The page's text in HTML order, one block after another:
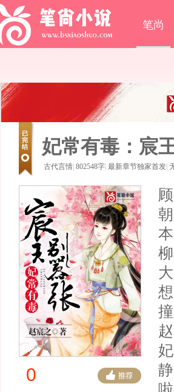
笔尚
妃常有毒：宸
古代言情 802548字 最新章节独家首发
0